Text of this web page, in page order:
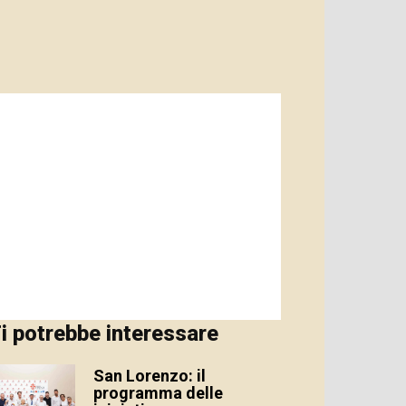
potrebbe interessare
San Lorenzo: il
programma delle